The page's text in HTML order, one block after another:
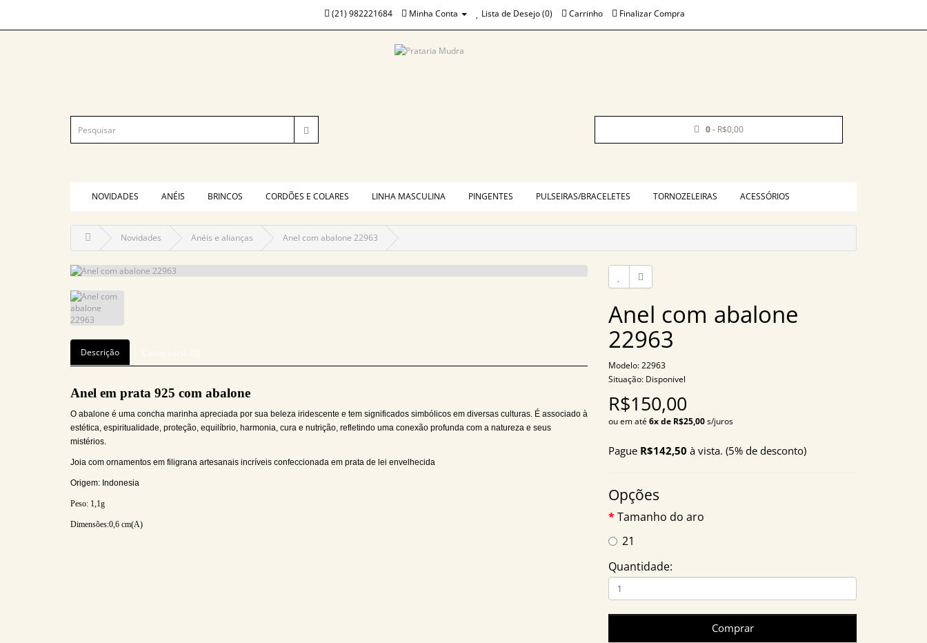
(21) 982221684 Minha Conta Lista de Desejo (0) Carrinho Finalizar Compra
0- R$0,00
NOVIDADES ANÉIS BRINCOS CORDÕES E COLARES LINHA MASCULINA PINGENTES PULSEIRAS/BRACELETES TORNOZELEIRAS ACESSÓRIOS
Novidades Anéis e alianças Anel com abalone 22963
Descrição
Anel em prata 925 com abalone
O abalone é uma concha marinha apreciada por sua beleza iridescente e tem significados simbólicos em diversas culturas. É associado à
estética, espiritualidade, proteção, equilíbrio, harmonia, cura e nutrição, refletindo uma conexão profunda com a natureza e seus
mistérios.
Joia com ornamentos em filigrana artesanais incríveis confeccionada em prata de lei envelhecida
Origem: Indonesia
Peso: 1,1g
Dimensões:0,6 cm(A)
Anel com abalone
22963
Modelo: 22963
Situação: Disponivel
R$150,00
ou em até6x de R$25,00s/juros
Pague R$142,50 à vista. (5% de desconto)
Opções
Tamanho do aro
21
Quantidade:
Comprar